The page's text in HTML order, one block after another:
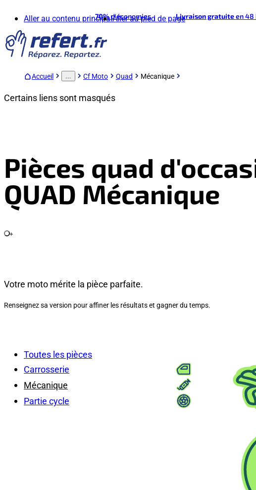
Aller au contenu principalAller au pied de page
70%d'économies Livraison gratuiteen 48
Accueil ... Cf Moto Quad Mécanique
Certains liens sont masqués
Pièces quad
QUAD Mécanique
+
Votre moto mérite la pièce parfaite.
Renseignez sa version pour affiner les résultats et gagner du temps.
Toutes les pièces
Carrosserie
Mécanique
Partie cycle